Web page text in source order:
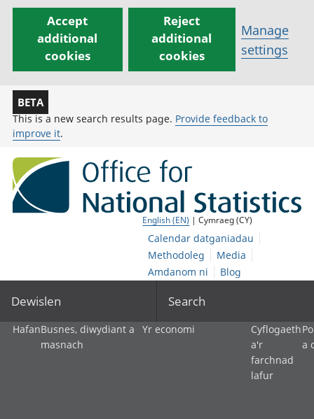
Accept
additional
cookies
Reject
additional
cookies
Manage
settings
BETA
This is a new search results page. Provide feedback to
improve it.
English (EN) | Cymraeg (CY)
Calendar datganiadau
Methodoleg
Media
Amdanom ni
Blog
Dewislen Search
HafanBusnes, diwydiant a
masnach
Yr economi
Cyflogaeth
a'r
farchnad
lafur
a